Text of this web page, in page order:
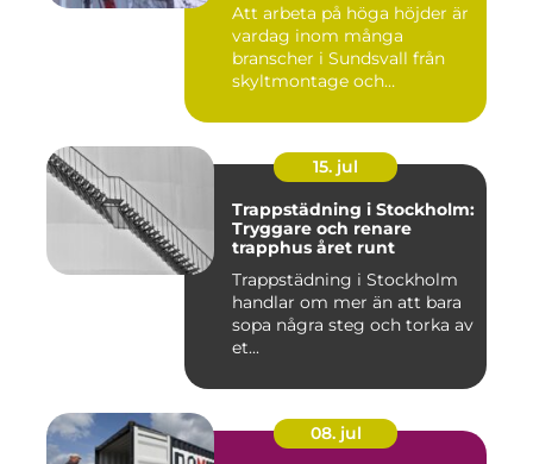
Att arbeta på höga höjder är
vardag inom många
branscher i Sundsvall från
skyltmontage och
15. jul
Trappstädning i Stockholm:
Tryggare och renare
trapphus året runt
Trappstädning i Stockholm
handlar om mer än att bara
sopa några steg och torka av
et...
08. jul